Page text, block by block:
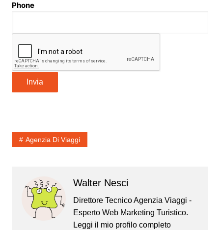
Phone
Invia
Agenzia Di Viaggi
Walter Nesci
Direttore Tecnico Agenzia Viaggi -
Esperto Web Marketing Turistico.
Leggi il mio profilo completo